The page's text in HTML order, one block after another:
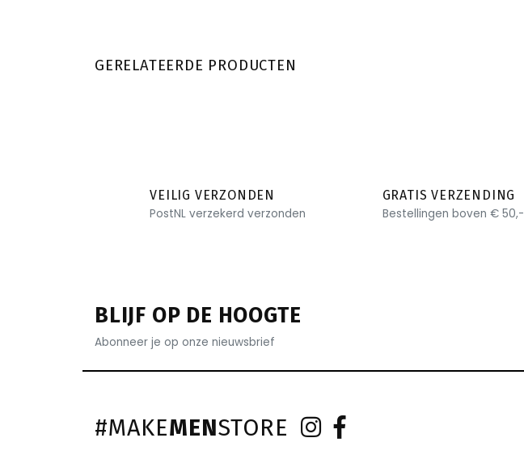
GERELATEERDE PRODUCTEN
VEILIG VERZONDEN
PostNL verzekerd verzonden
GRATIS VERZENDING
Bestellingen boven € 50,-
BLIJF OP DE HOOGTE
Abonneer je op onze nieuwsbrief
#MAKEMENSTORE